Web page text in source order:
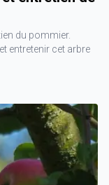
du pommier.
entretenir cet arbre